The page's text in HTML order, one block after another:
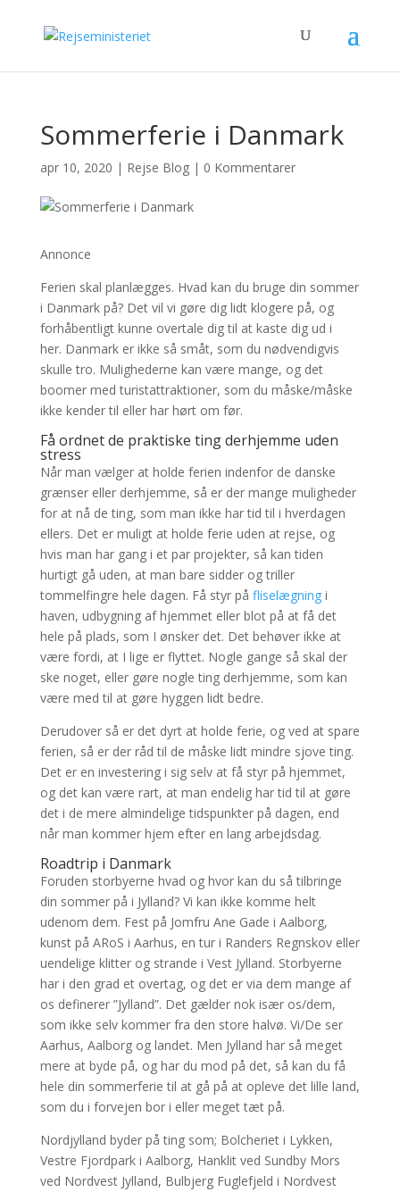
Sommerferie i Danmark
apr 10, 2020 | Rejse Blog| 0 Kommentarer
Annonce
Ferien skal planlægges. Hvad kan du bruge din sommer
i Danmark på? Det vil vi gøre dig lidt klogere på, og
forhåbentligt kunne overtale dig til at kaste dig ud i
her. Danmark er ikke så småt, som du nødvendigvis
skulle tro. Mulighederne kan være mange, og det
boomer med turistattraktioner, som du måske/måske
ikke kender til eller har hørt om før.
Få ordnet de praktiske ting derhjemme uden
stress
Når man vælger at holde ferien indenfor de danske
grænser eller derhjemme, så er der mange muligheder
for at nå de ting, som man ikke har tid til i hverdagen
ellers. Det er muligt at holde ferie uden at rejse, og
hvis man har gang i et par projekter, så kan tiden
hurtigt gå uden, at man bare sidder og triller
tommelfingre hele dagen. Få styr på fliselægningi
haven, udbygning af hjemmet eller blot på at få det
hele på plads, som I ønsker det. Det behøver ikke at
være fordi, at I lige er flyttet. Nogle gange så skal der
ske noget, eller gøre nogle ting derhjemme, som kan
være med til at gøre hyggen lidt bedre.
Derudover så er det dyrt at holde ferie, og ved at spare
ferien, så er der råd til de måske lidt mindre sjove ting.
Det er en investering i sig selv at få styr på hjemmet,
og det kan være rart, at man endelig har tid til at gøre
det i de mere almindelige tidspunkter på dagen, end
når man kommer hjem efter en lang arbejdsdag.
Roadtrip i Danmark
Foruden storbyerne hvad og hvor kan du så tilbringe
din sommer på i Jylland? Vi kan ikke komme helt
udenom dem. Fest på Jomfru Ane Gade i Aalborg,
kunst på ARoS i Aarhus, en tur i Randers Regnskov eller
uendelige klitter og strande i Vest Jylland. Storbyerne
har i den grad et overtag, og det er via dem mange af
os definerer ”Jylland”. Det gælder nok især os/dem,
som ikke selv kommer fra den store halvø. Vi/De ser
Aarhus, Aalborg og landet. Men Jylland har så meget
mere at byde på, og har du mod på det, så kan du få
hele din sommerferie til at gå på at opleve det lille land,
som du i forvejen bor i eller meget tæt på.
Nordjylland byder på ting som; Bolcheriet i Lykken,
Vestre Fjordpark i Aalborg, Hanklit ved Sundby Mors
ved Nordvest Jylland, Bulbjerg Fuglefjeld i Nordvest